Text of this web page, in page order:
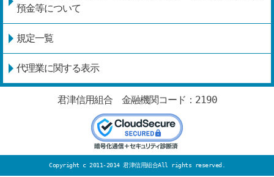
預金等について
規定一覧
代理業に関する表示
君津信用組合 金融機関コード：2190
Copyright c 2011-2014 君津信用組合All rights reserved.